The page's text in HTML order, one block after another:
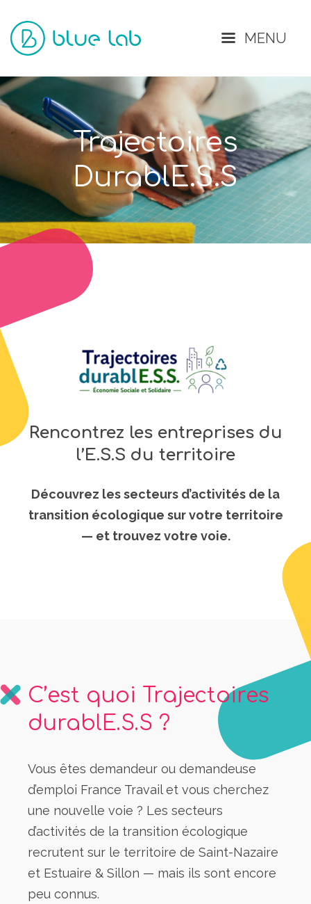
MENU
Trajectoires
DurablE.S.S
Rencontrez les entreprises du
l’E.S.S du territoire
Découvrez les secteurs d’activités de la
transition écologique sur votre territoire
— et trouvez votre voie.
C’est quoi Trajectoires
durablE.S.S ?
Vous êtes demandeur ou demandeuse
d’emploi France Travail et vous cherchez
une nouvelle voie ? Les secteurs
d’activités de la transition écologique
recrutent sur le territoire de Saint-Nazaire
et Estuaire & Sillon — mais ils sont encore
peu connus.